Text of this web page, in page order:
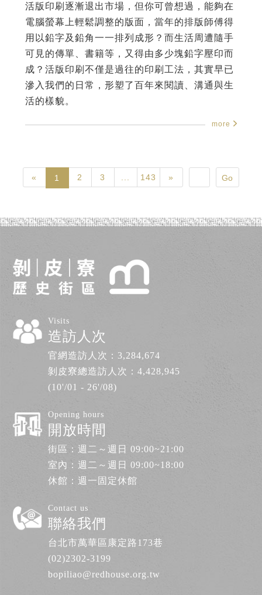
活版印刷逐漸退出市場，但你可曾想過，能夠在
電腦螢幕上輕鬆調整的版面，當年的排版師傅得
用以鉛字及鉛角一一排列成形？而生活周遭隨手
可見的傳單、書籍等，又得由多少塊鉛字壓印而
成？活版印刷不僅是過往的印刷工法，其實早已
滲入我們的日常，形塑了百年來閱讀、溝通與生
活的樣貌。
more
« 1 2 3 143 »
Visits
造訪人次
官網造訪人次： 3,284,674
剝皮寮總造訪人次：4,428,945
(10'/01 - 26'/08)
Opening hours
開放時間
街區：週二～週日 09:00~21:00
室內：週二～週日 09:00~18:00
休館：週一固定休館
Contact us
聯絡我們
台北市萬華區康定路173巷
(02)2302-3199
bopiliao@redhouse.org.tw